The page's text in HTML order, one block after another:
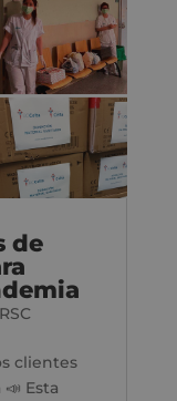
de
RSC
clientes
Esta